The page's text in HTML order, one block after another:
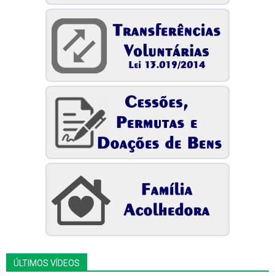
ÚLTIMOS VÍDEOS